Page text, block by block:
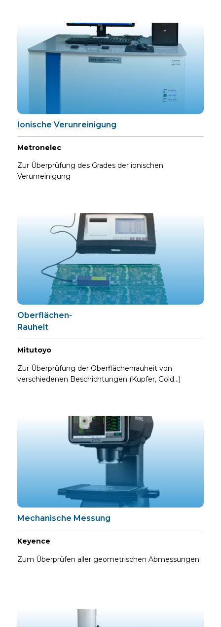
Ionische Verunreinigung
Metronelec
Zur Überprüfung des Grades der ionischen
Verunreinigung
Oberflächen-
Rauheit
Mitutoyo
Zur Überprüfung der Oberflächenrauheit von
verschiedenen Beschichtungen (Kupfer, Gold…)
Mechanische Messung
Keyence
Zum Überprüfen aller geometrischen Abmessungen